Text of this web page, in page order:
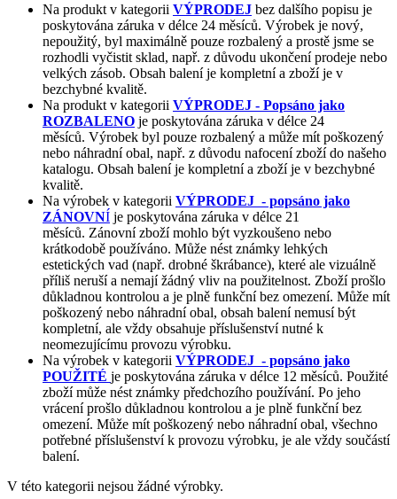
Na produkt v kategorii VÝPRODEJ bez dalšího popisu je
poskytována záruka v délce 24 měsíců. Výrobek je nový,
nepoužitý, byl maximálně pouze rozbalený a prostě jsme se
rozhodli vyčistit sklad, např. z důvodu ukončení prodeje nebo
velkých zásob. Obsah balení je kompletní a zboží je v
bezchybné kvalitě.
Na produkt v kategorii VÝPRODEJ - Popsáno jako
ROZBALENO je poskytována záruka v délce 24
měsíců. Výrobek byl pouze rozbalený a může mít poškozený
nebo náhradní obal, např. z důvodu nafocení zboží do našeho
katalogu. Obsah balení je kompletní a zboží je v bezchybné
kvalitě.
Na výrobek v kategorii VÝPRODEJ - popsáno jako
ZÁNOVNÍ je poskytována záruka v délce 21
měsíců. Zánovní zboží mohlo být vyzkoušeno nebo
krátkodobě používáno. Může nést známky lehkých
estetických vad (např. drobné škrábance), které ale vizuálně
příliš neruší a nemají žádný vliv na použitelnost. Zboží prošlo
důkladnou kontrolou a je plně funkční bez omezení. Může mít
poškozený nebo náhradní obal, obsah balení nemusí být
kompletní, ale vždy obsahuje příslušenství nutné k
neomezujícímu provozu výrobku.
Na výrobek v kategorii VÝPRODEJ - popsáno jako
POUŽITÉ je poskytována záruka v délce 12 měsíců. Použité
zboží může nést známky předchozího používání. Po jeho
vrácení prošlo důkladnou kontrolou a je plně funkční bez
omezení. Může mít poškozený nebo náhradní obal, všechno
potřebné příslušenství k provozu výrobku, je ale vždy součástí
balení.
V této kategorii nejsou žádné výrobky.